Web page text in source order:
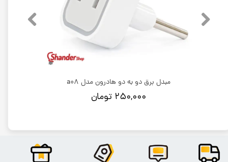
مبدل برق دو به دو هادرون مدل a08
۲۵۰,۰۰۰ تومان